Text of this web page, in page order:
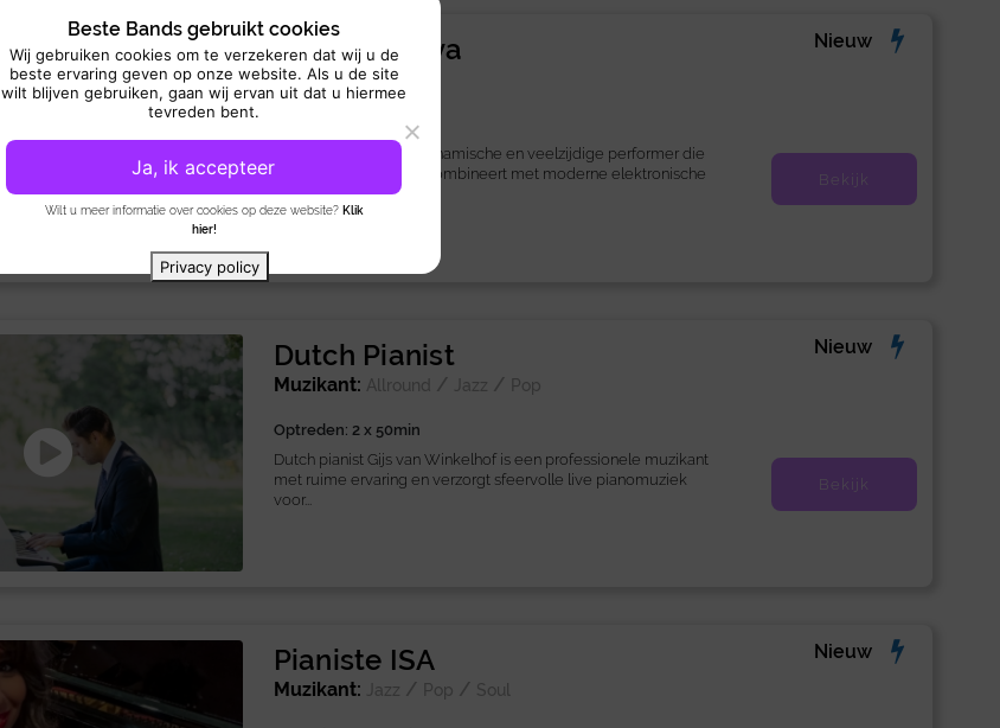
Violiste Katya
Nieuw
Muzikant: Allround
Violiste Katya is een dynamische en veelzijdige performer die
klassieke beheersing combineert met moderne elektronische
muziek. Vanaf de...
Bekijk
Dutch Pianist
Nieuw
Muzikant: Allround / Jazz / Pop
Optreden: 2 x 50min
Dutch pianist Gijs van Winkelhof is een professionele muzikant
met ruime ervaring en verzorgt sfeervolle live pianomuziek
voor...
Bekijk
Pianiste ISA
Nieuw
Muzikant: Jazz / Pop / Soul
Beste Bands gebruikt cookies
Wij gebruiken cookies om te verzekeren dat wij u de
beste ervaring geven op onze website. Als u de site
wilt blijven gebruiken, gaan wij ervan uit dat u hiermee
tevreden bent.
Wilt u meer informatie over cookies op deze website? Klik
hier!
Ja, ik accepteer
Privacy policy